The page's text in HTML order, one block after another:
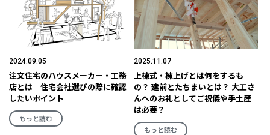
2024.09.05
注文住宅のハウスメーカー・工務
店とは 住宅会社選びの際に確認
したいポイント
もっと読む
2025.11.07
上棟式・棟上げとは何をするも
の？ 建前とたちまいとは？ 大工さ
んへのお礼としてご祝儀や手土産
は必要？
もっと読む